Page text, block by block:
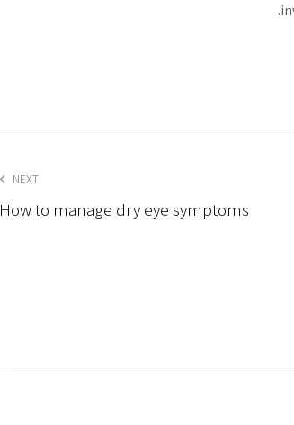
NEXT
How to manage dry eye symptoms